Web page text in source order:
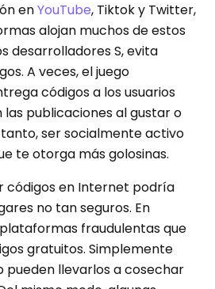
enYouTube, Tiktok y Twitter,
alojan muchos de estos
desarrolladores S, evita
A veces, el juego
códigos a los usuarios
publicaciones al gustar o
ser socialmente activo
te otorga más golosinas.
códigos en Internet podría
no tan seguros. En
fraudulentas que
gratuitos. Simplemente
pueden llevarlos a cosechar